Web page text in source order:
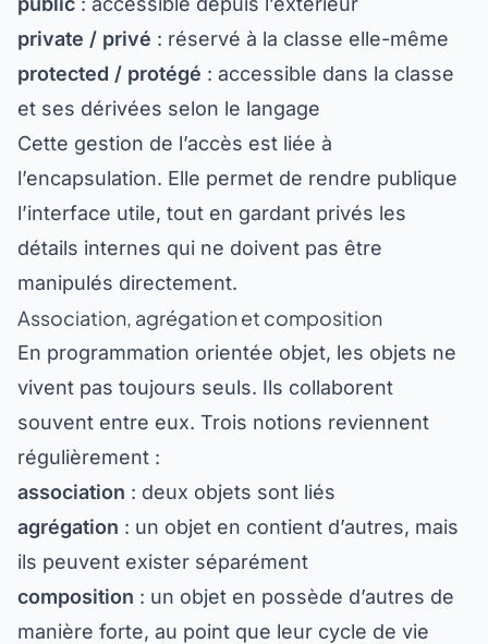
private / privé : réservé à la classe elle-même
protected / protégé : accessible dans la classe
et ses dérivées selon le langage
Cette gestion de l’accès est liée à
l’encapsulation. Elle permet de rendre publique
l’interface utile, tout en gardant privés les
détails internes qui ne doivent pas être
manipulés directement.
Association, agrégation et composition
En programmation orientée objet, les objets ne
vivent pas toujours seuls. Ils collaborent
souvent entre eux. Trois notions reviennent
régulièrement :
association : deux objets sont liés
agrégation : un objet en contient d’autres, mais
ils peuvent exister séparément
composition : un objet en possède d’autres de
manière forte, au point que leur cycle de vie